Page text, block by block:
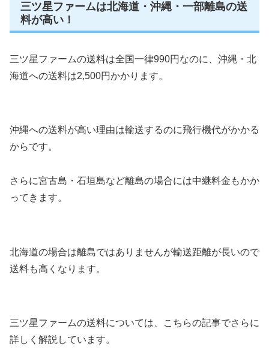
三ツ星ファームは北海道・沖縄・一部離島の送
料が高い！
三ツ星ファームの送料は全国一律990円なのに、沖縄・北
海道への送料は2,500円かかります。
沖縄への送料が高い理由は輸送するのに飛行機代がかかる
からです。
さらに宮古島・石垣島など離島の場合には中継料金もかか
ってきます。
北海道の場合は離島ではありませんが輸送距離が長いので
送料も高くなります。
三ツ星ファームの送料については、こちらの記事でさらに
詳しく解説しています。